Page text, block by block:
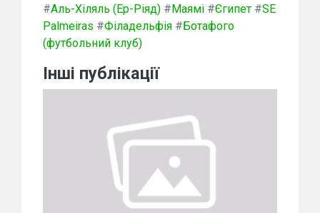
#Аль-Хіляль (Ер-Ріяд) # Маямі #Єгипет #SE
Palmeiras #Філадельфія # Ботафого
(футбольний клуб)
Інші публікації